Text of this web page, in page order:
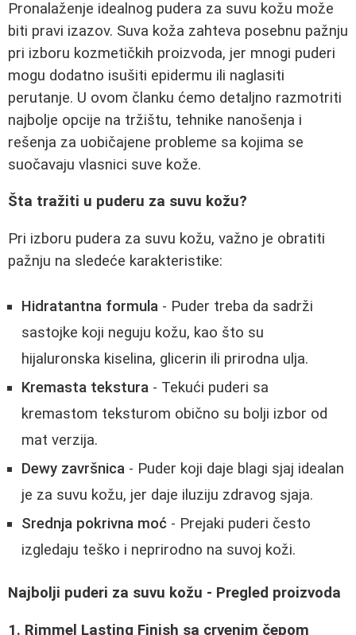
Pronalaženje idealnog pudera za suvu kožu može
biti pravi izazov. Suva koža zahteva posebnu pažnju
pri izboru kozmetičkih proizvoda, jer mnogi puderi
mogu dodatno isušiti epidermu ili naglasiti
perutanje. U ovom članku ćemo detaljno razmotriti
najbolje opcije na tržištu, tehnike nanošenja i
rešenja za uobičajene probleme sa kojima se
suočavaju vlasnici suve kože.
Šta tražiti u puderu za suvu kožu?
Pri izboru pudera za suvu kožu, važno je obratiti
pažnju na sledeće karakteristike:
Hidratantna formula - Puder treba da sadrži
sastojke koji neguju kožu, kao što su
hijaluronska kiselina, glicerin ili prirodna ulja.
Kremasta tekstura - Tekući puderi sa
kremastom teksturom obično su bolji izbor od
mat verzija.
Dewy završnica - Puder koji daje blagi sjaj idealan
je za suvu kožu, jer daje iluziju zdravog sjaja.
Srednja pokrivna moć - Prejaki puderi često
izgledaju teško i neprirodno na suvoj koži.
Najbolji puderi za suvu kožu - Pregled proizvoda
1. Rimmel Lasting Finish sa crvenim čepom